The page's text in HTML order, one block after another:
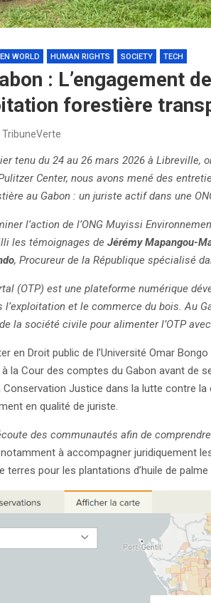
WORLD HUMAN RIGHTS SOCIETY TECH
: L’engagement
forestière
TribuneVerte
tenu du 24 au 26 mars 2026 à Libreville,
Center, nous avons mené des
au Gabon : un juriste actif dans une
l’action de l’ONG Muyissi
les témoignages de Jérémy Mapangou-
, Procureur de la République spécialisé
(OTP) est une plateforme numérique
l’exploitation et le commerce du bois. Au
la société civile pour alimenter l’OTP
en Droit public de l’Université Omar
la Cour des comptes du Gabon avant de
Justice dans la lutte contre la
en qualité de juriste.
des communautés afin de
à accompagner juridiquement
terres pour les plantations d’huile de